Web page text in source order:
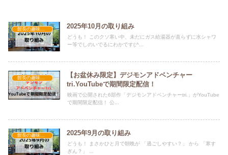
2025年10月の取り組み
どうも！ このクソ寒い中、未だにガス給湯器が直らずに水シャワ
ー等でしのいでるにわかです(;^...
【お盆休み限定】デジモンアドベンチャー
tri.YouTubeで期間限定配信！
映画で公開された6部作「デジモンアドベンチャーtri.」がYouTube
で期間限定配信！ 公...
館長の趣味・進捗 2025年9月の取り組み
どうも！ まさかひと月で朝晩が 「過ごしやすい？」 から 「寒す
ぎん？」 ...